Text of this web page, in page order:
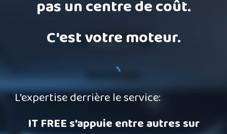
pas un centre de coût.
C'est votre moteur.
L'expertise derrière le service:
IT FREE s'appuie entre autres sur